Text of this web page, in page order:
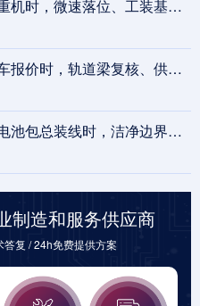
工装基准和换班交接为什么不能分开设计
核、供电改造和停产窗口怎么一起算清
边界、微速落位和换班交接为何要同时确认
制造和服务供应商
复 / 24h免费提供方案